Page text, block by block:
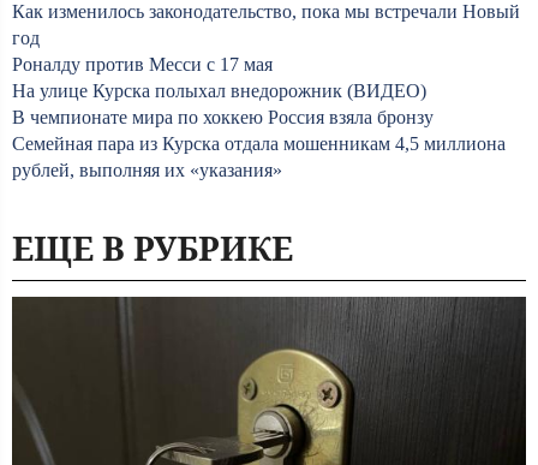
Как изменилось законодательство, пока мы встречали Новый
год
Роналду против Месси с 17 мая
На улице Курска полыхал внедорожник (ВИДЕО)
В чемпионате мира по хоккею Россия взяла бронзу
Семейная пара из Курска отдала мошенникам 4,5 миллиона
рублей, выполняя их «указания»
ЕЩЕ В РУБРИКЕ